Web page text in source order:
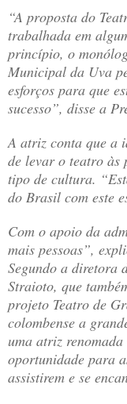
“A proposta do
trabalhada em
princípio, o
Municipal da Uva
esforços para que
sucesso”, disse a
A atriz conta que a
de levar o teatro às
tipo de cultura.
do Brasil com este
Com o apoio da
mais pessoas”,
Segundo a diretora
Straioto, que
projeto Teatro de
colombense a
uma atriz
oportunidade para
assistirem e se